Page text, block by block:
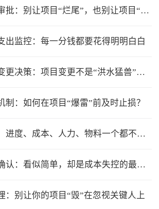
结项申请与结项审批：别让项目“烂尾”，也别让项目“无限延期”
出监控：每一分钱都要花得明明白白
变更请求发起与变更决策：项目变更不是“洪水猛兽”，但要管住流程
制：如何在项目“爆雷”前及时止损？
项目监控全景图：进度、成本、人力、物料一个都不能少
工时填报与工时确认：看似简单，却是成本失控的最大漏洞
：别让你的项目“毁”在忽视关键人上